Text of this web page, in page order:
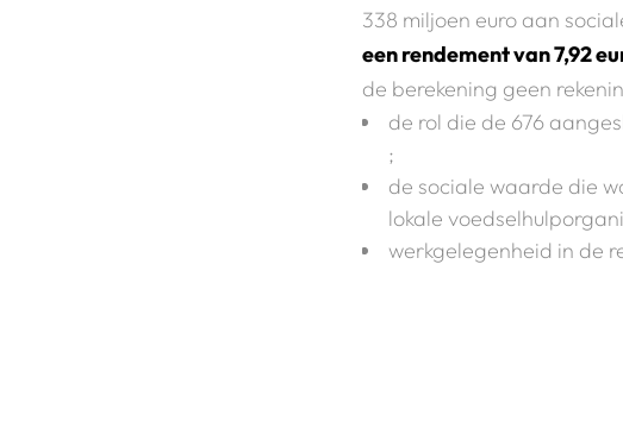
338 miljoen euro aan
een rendement van 7,92
de berekening geen
de rol die de 676
;
de sociale waarde die
lokale
werkgelegenheid in de